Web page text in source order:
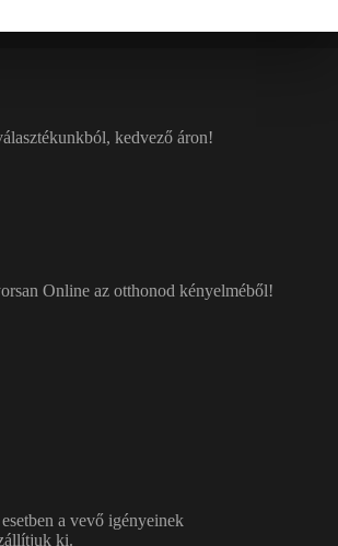
kedvező áron!
Online az otthonod kényelméből!
a vevő igényeinek
ki.